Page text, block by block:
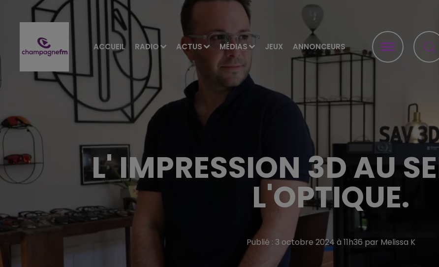
ACCUEIL RADIO ACTUS MÉDIAS JEUX ANNONCEURS
L' IMPRESSION 3D AU
L'OPTIQUE.
Publié : 3 octobre 2024 à 11h36 par Melissa K